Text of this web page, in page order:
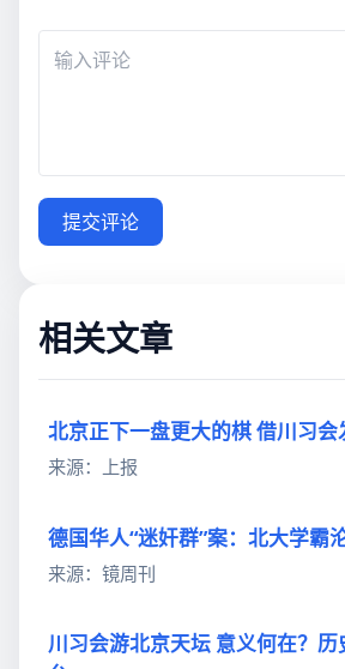
提交评论
相关文章
北京正下一盘更大的棋 借川习
来源：上报
德国华人“迷奸群”案：北大学霸
来源：镜周刊
川习会游北京天坛 意义何在？